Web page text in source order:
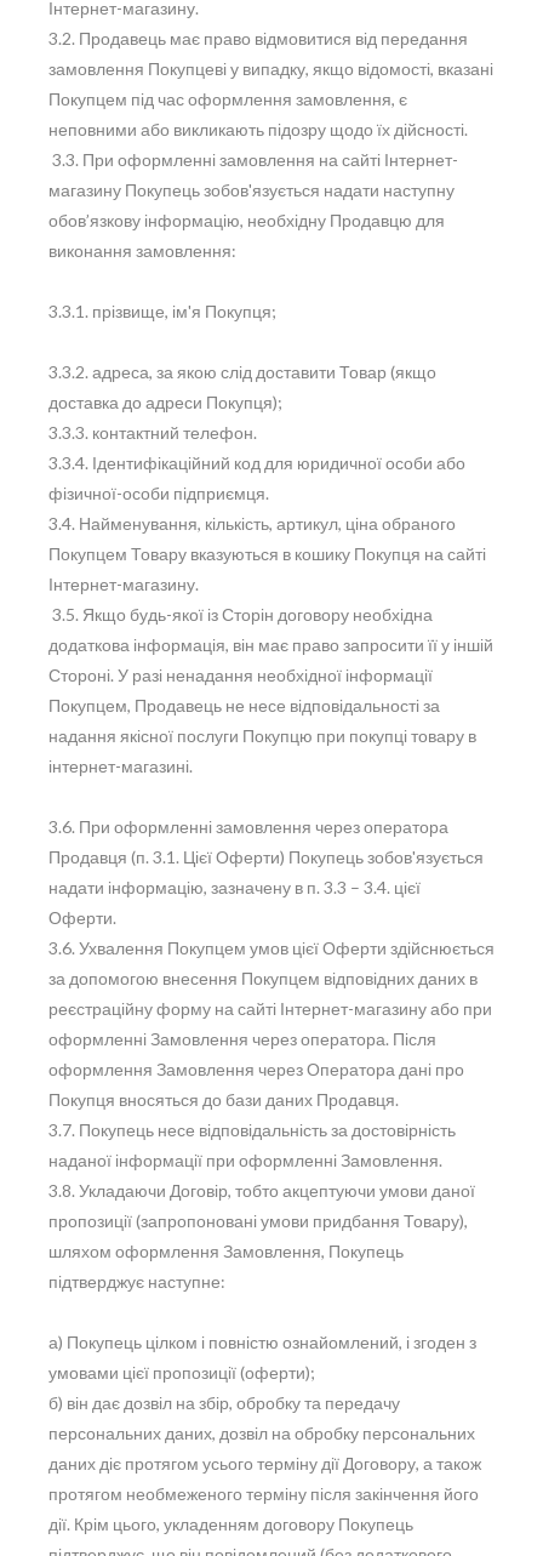
Інтернет-магазину.
3.2. Продавець має право відмовитися від передання
замовлення Покупцеві у випадку, якщо відомості, вказані
Покупцем під час оформлення замовлення, є
неповними або викликають підозру щодо їх дійсності.
3.3. При оформленні замовлення на сайті Інтернет-
магазину Покупець зобов'язується надати наступну
обов’язкову інформацію, необхідну Продавцю для
виконання замовлення:
3.3.1. прізвище, ім'я Покупця;
3.3.2. адреса, за якою слід доставити Товар (якщо
доставка до адреси Покупця);
3.3.3. контактний телефон.
3.3.4. Ідентифікаційний код для юридичної особи або
фізичної-особи підприємця.
3.4. Найменування, кількість, артикул, ціна обраного
Покупцем Товару вказуються в кошику Покупця на сайті
Інтернет-магазину.
3.5. Якщо будь-якої із Сторін договору необхідна
додаткова інформація, він має право запросити її у іншій
Стороні. У разі ненадання необхідної інформації
Покупцем, Продавець не несе відповідальності за
надання якісної послуги Покупцю при покупці товару в
інтернет-магазині.
3.6. При оформленні замовлення через оператора
Продавця (п. 3.1. Цієї Оферти) Покупець зобов'язується
надати інформацію, зазначену в п. 3.3 – 3.4. цієї
Оферти.
3.6. Ухвалення Покупцем умов цієї Оферти здійснюється
за допомогою внесення Покупцем відповідних даних в
реєстраційну форму на сайті Інтернет-магазину або при
оформленні Замовлення через оператора. Після
оформлення Замовлення через Оператора дані про
Покупця вносяться до бази даних Продавця.
3.7. Покупець несе відповідальність за достовірність
наданої інформації при оформленні Замовлення.
3.8. Укладаючи Договір, тобто акцептуючи умови даної
пропозиції (запропоновані умови придбання Товару),
шляхом оформлення Замовлення, Покупець
підтверджує наступне:
а) Покупець цілком і повністю ознайомлений, і згоден з
умовами цієї пропозиції (оферти);
б) він дає дозвіл на збір, обробку та передачу
персональних даних, дозвіл на обробку персональних
даних діє протягом усього терміну дії Договору, а також
протягом необмеженого терміну після закінчення його
дії. Крім цього, укладенням договору Покупець